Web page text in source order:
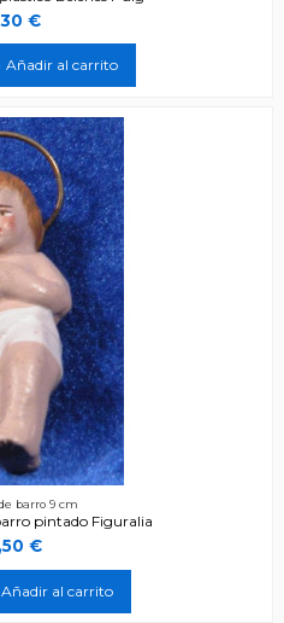
€
Añadir al carrito
barro 9 cm
pintado Figuralia
€
Añadir al carrito